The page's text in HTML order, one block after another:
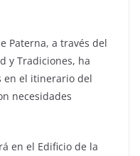
Paterna, a través del
y Tradiciones, ha
en el itinerario del
necesidades
en el Edificio de la